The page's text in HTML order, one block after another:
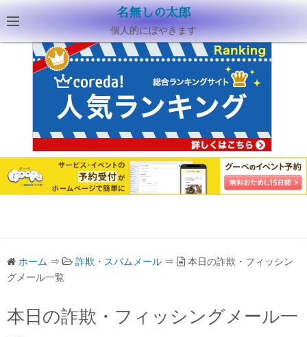
名無しの太郎
個人的にぼやきます
ホーム ⇒ 詐欺・スパムメール ⇒
本日の詐欺・フィッシン
グメール一覧
本日の詐欺・フィッシングメール一